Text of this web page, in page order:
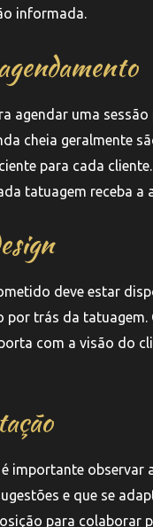
informada.
agendar uma
cheia geralmente
para cada
tatuagem receba a
deve estar
trás da
com a visão do
importante
e que se
para colaborar